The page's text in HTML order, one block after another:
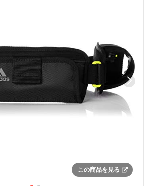
この商品を見る